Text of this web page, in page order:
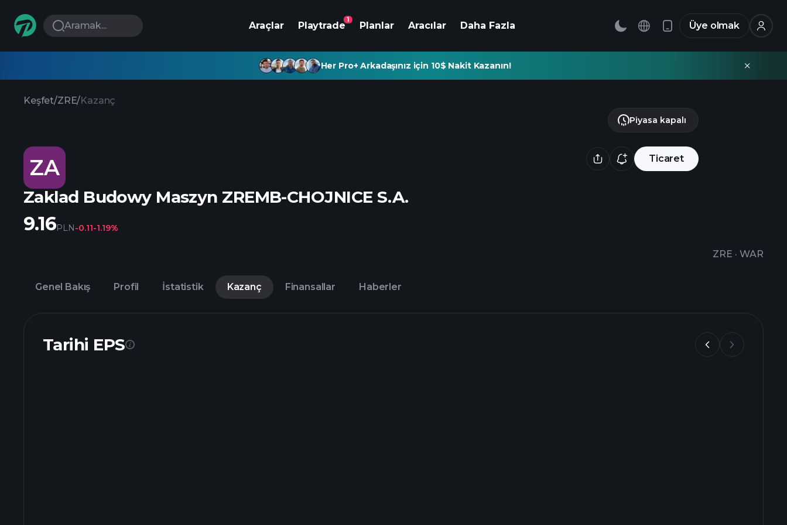
Aramak... Araçlar Playtrade
1
Planlar Aracılar Daha Fazla Üye olmak
Her Pro+ Arkadaşınız için 10$ Nakit Kazanın!
Keşfet/ZRE/Kazanç
ZA Ticaret
Zaklad Budowy Maszyn ZREMB-CHOJNICE S.A.
ZRE · WAR
Piyasa kapalı
9.16PLN-0.11-1.19%
Genel Bakış Profil İstatistik Kazanç Finansallar Haberler
Tarihi EPS